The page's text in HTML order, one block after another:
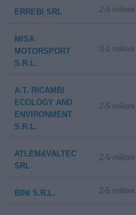
ERREBI SRL 2-5 milioni
MISA
MOTORSPORT
S.R.L.
0-1 milioni
A.T. RICAMBI
ECOLOGY AND
ENVIRONMENT
S.R.L.
2-5 milioni
ATLEM&VALTEC
SRL
2-5 milioni
BINI S.R.L. 2-5 milioni